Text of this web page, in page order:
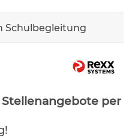
Schulbegleitung
per